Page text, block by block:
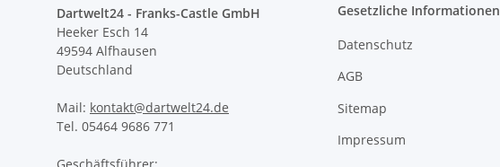
Dartwelt24 - Franks-Castle GmbH
Heeker Esch 14
49594 Alfhausen
Deutschland
Mail: kontakt@dartwelt24.de
Tel. 05464 9686 771
Gesetzliche Informationen
Datenschutz
AGB
Sitemap
Impressum